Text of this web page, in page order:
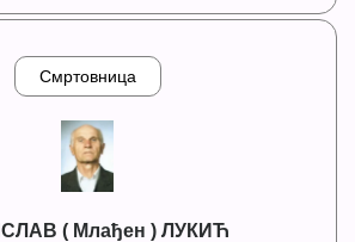
Смртовница
( Млађен ) ЛУКИЋ